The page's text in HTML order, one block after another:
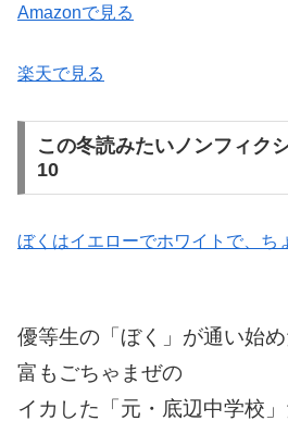
Amazonで見る
楽天で見る
この冬読みたいノンフィク
10
ぼくはイエローでホワイトで、ち
優等生の「ぼく」が通い始
富もごちゃまぜの
イカした「元・底辺中学校」